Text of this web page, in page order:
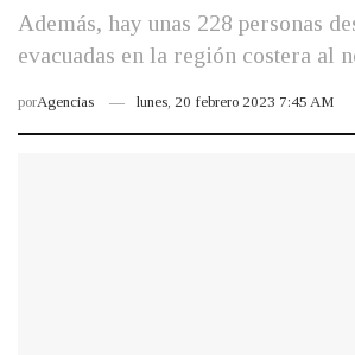
Además, hay unas 228 personas
evacuadas en la región costera al
porAgencias lunes, 20 febrero 2023 7:45 AM